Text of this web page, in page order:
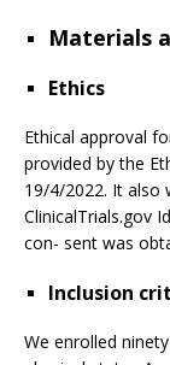
Materials
Ethics
Ethical approval
provided by the
19/4/2022. It also
ClinicalTrials.gov
con- sent was
Inclusion
We enrolled